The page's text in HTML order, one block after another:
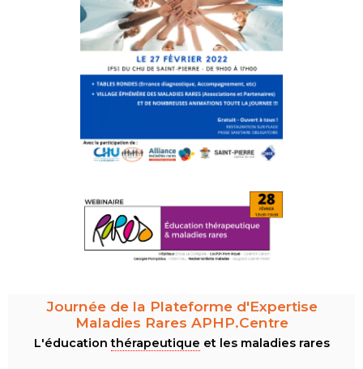
Journée de la Plateforme d'Expertise
Maladies Rares APHP.Centre
L'éducationthérapeutique et les maladies rares